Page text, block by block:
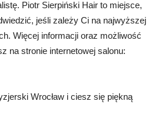
Piotr Sierpiński Hair to miejsce,
jeśli zależy Ci na najwyższej
Więcej informacji oraz możliwość
na stronie internetowej salonu:
Wrocław i ciesz się piękną